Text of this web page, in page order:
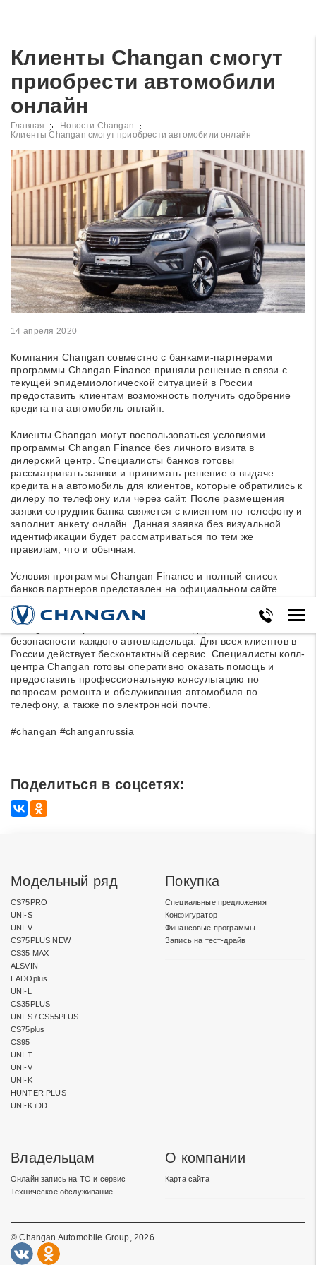
Клиенты Changan смогут
приобрести автомобили
онлайн
Главная
Новости Changan
Клиенты Changan смогут приобрести автомобили онлайн
14 апреля 2020
Компания Changan совместно с банками-партнерами
программы Changan Finance приняли решение в связи с
текущей эпидемиологической ситуацией в России
предоставить клиентам возможность получить одобрение
кредита на автомобиль онлайн.
Клиенты Changan могут воспользоваться условиями
программы Changan Finance без личного визита в
дилерский центр. Специалисты банков готовы
рассматривать заявки и принимать решение о выдаче
кредита на автомобиль для клиентов, которые обратились к
дилеру по телефону или через сайт. После размещения
заявки сотрудник банка свяжется с клиентом по телефону и
заполнит анкету онлайн. Данная заявка без визуальной
идентификации будет рассматриваться по тем же
правилам, что и обычная.
Условия программы Changan Finance и полный список
банков партнеров представлен на официальном сайте
Changan не перестает заботиться о здоровье и
безопасности каждого автовладельца. Для всех клиентов в
России действует бесконтактный сервис. Специалисты колл-
центра Changan готовы оперативно оказать помощь и
предоставить профессиональную консультацию по
вопросам ремонта и обслуживания автомобиля по
телефону, а также по электронной почте.
#changan #changanrussia
Поделиться в соцсетях:
Модельный ряд
CS75PRO
UNI-S
UNI-V
CS75PLUS NEW
CS35 MAX
ALSVIN
EADOplus
UNI-L
CS35PLUS
UNI-S / CS55PLUS
CS75plus
CS95
UNI-T
UNI-V
UNI-K
HUNTER PLUS
UNI-K iDD
Покупка
Специальные предложения
Конфигуратор
Финансовые программы
Запись на тест-драйв
Владельцам
Онлайн запись на ТО и сервис
Техническое обслуживание
О компании
Карта сайта
© Changan Automobile Group, 2026